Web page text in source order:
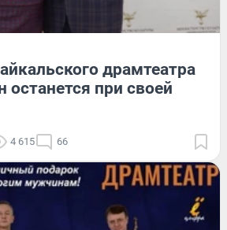
драмтеатра
при своей
4 615 66